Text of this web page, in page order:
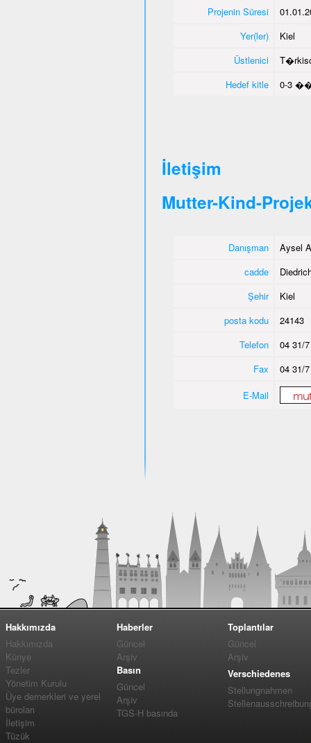
Projenin Süresi
Yer(ler)
Kiel
Üstlenici
Hedef kitle
0-3 ��
İletişim
Mutter-Kind-
Danışman
Aysel
cadde
Şehir
Kiel
posta kodu
24143
Telefon
04 31/
Fax
04 31/
E-Mail
Hakkımızda
Hakkımızda
Künye
Tezler
Yönetim Kurulu
Üye dernerkleri ve yerel
büroları
İletişim
Tüzük
Haberler
Güncel
Arşiv
Basın
Güncel
Arşiv
TGS-H basında
Toplantılar
Güncel
Arşiv
Verschiedenes
Stellungnahmen